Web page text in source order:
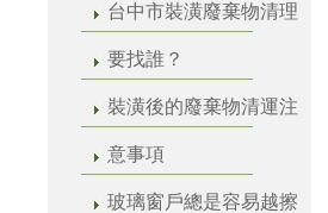
台中市裝潢廢棄物清理
要找誰？
裝潢後的廢棄物清運注
意事項
玻璃窗戶總是容易越擦